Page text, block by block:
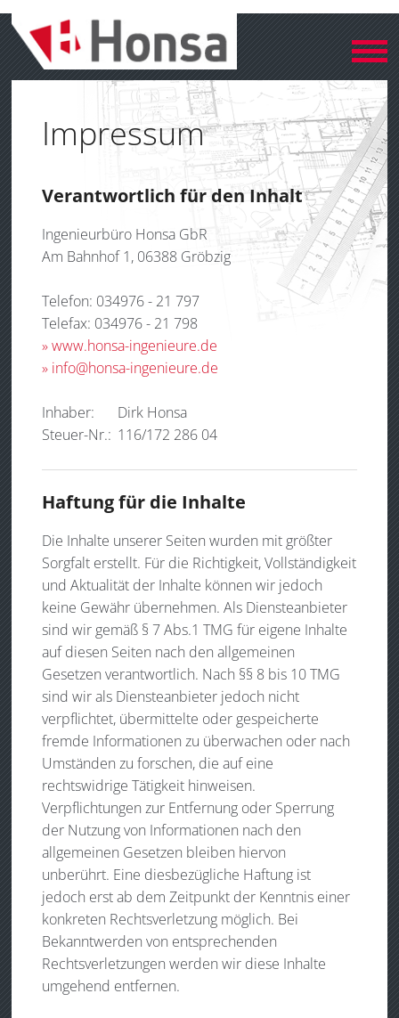
Impressum
Verantwortlich für den Inhalt
Ingenieurbüro Honsa GbR
Am Bahnhof 1, 06388 Gröbzig
Telefon: 034976 - 21 797
Telefax: 034976 - 21 798
» www.honsa-ingenieure.de
» info@honsa-ingenieure.de
Inhaber:
Dirk Honsa
Steuer-Nr.: 116/172 286 04
Haftung für die Inhalte
Die Inhalte unserer Seiten wurden mit größter
Sorgfalt erstellt. Für die Richtigkeit, Vollständigkeit
und Aktualität der Inhalte können wir jedoch
keine Gewähr übernehmen. Als Diensteanbieter
sind wir gemäß § 7 Abs.1 TMG für eigene Inhalte
auf diesen Seiten nach den allgemeinen
Gesetzen verantwortlich. Nach §§ 8 bis 10 TMG
sind wir als Diensteanbieter jedoch nicht
verpflichtet, übermittelte oder gespeicherte
fremde Informationen zu überwachen oder nach
Umständen zu forschen, die auf eine
rechtswidrige Tätigkeit hinweisen.
Verpflichtungen zur Entfernung oder Sperrung
der Nutzung von Informationen nach den
allgemeinen Gesetzen bleiben hiervon
unberührt. Eine diesbezügliche Haftung ist
jedoch erst ab dem Zeitpunkt der Kenntnis einer
konkreten Rechtsverletzung möglich. Bei
Bekanntwerden von entsprechenden
Rechtsverletzungen werden wir diese Inhalte
umgehend entfernen.